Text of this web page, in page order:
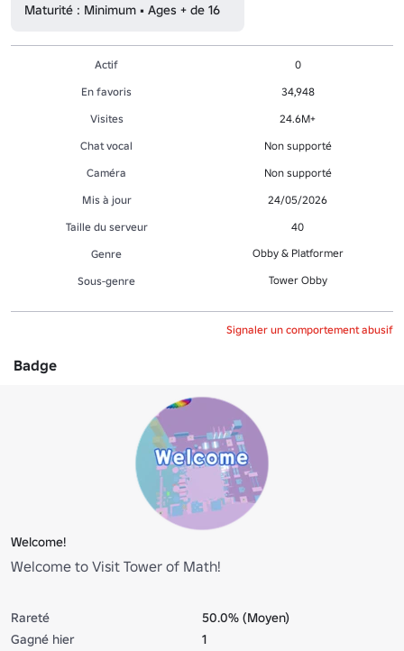
Maturité : Minimum • Ages + de 16
Actif
0
En favoris
34,948
Visites
24.6M+
Chat vocal
Non supporté
Caméra
Non supporté
Mis à jour
24/05/2026
Taille du serveur
40
Genre
Obby & Platformer
Sous-genre Tower Obby
Signaler un comportement abusif
Badge
Welcome!
Welcome to Visit Tower of Math!
Rareté
50.0% (Moyen)
Gagné hier
1